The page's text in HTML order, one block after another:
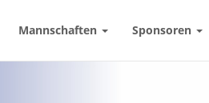
Mannschaften Sponsoren